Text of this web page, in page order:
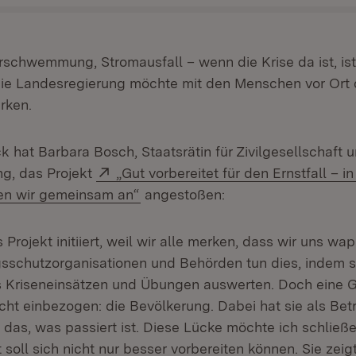
Stromausfall – wenn die Krise da ist,
Landesregierung möchte mit den Menschen vor Ort
hat Barbara Bosch, Staatsrätin für Zivilgesellschaft
das Projekt
Extern:
„Gut vorbereitet für den Ernstfall –
wir gemeinsam an“ (Öffnet in neuem Fenster)
angestoßen:
Projekt initiiert, weil wir alle merken, dass wir uns
und Behörden tun dies, indem
Kriseneinsätzen und Übungen auswerten. Doch eine
einbezogen: die Bevölkerung. Dabei hat sie als
was passiert ist. Diese Lücke möchte ich
sich nicht nur besser vorbereiten können. Sie